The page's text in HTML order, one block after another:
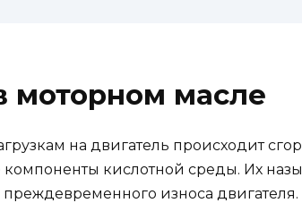
моторном масле
на двигатель происходит
кислотной среды. Их
износа